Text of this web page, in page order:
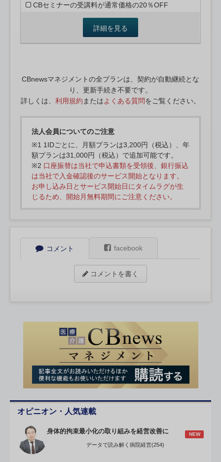
CBセミナーの受講料が通常価格の20％OFF
詳細を見る
CBnewsマネジメントの全プランは、契約が自動継続とな
り、更新手続き不要です。
詳しくは、 利用規約 またはよくある質問をご覧ください。
法人会員についてのご注意
※1 1IDごとに、月額プランは3,200円（税込）、年
額プランは31,000円（税込）で追加可能です。
※2 口座振替は当社で申込書類を受領後、銀行振込
は当社で入金確認後のサービス開始となります。
お申し込み日とサービス開始日にタイムラグが生
じるため、開始月無料期間にご注意ください。
コメント facebook
コメントを書く
オピニオン・人気連載
身体的拘束最小化の取り組みを経営改善に NEW
データで読み解く病院経営(254)